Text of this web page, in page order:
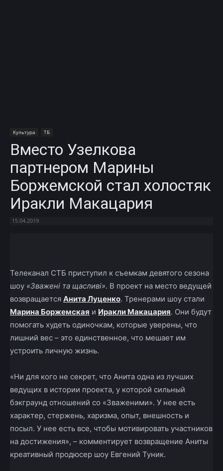
Культура ТБ
Вместо Узелкова
партнером Марины
Боржемской стал холостяк
Иракли Макацария
15.04.2019
Телеканал СТБ приступил к съемкам девятого сезона
шоу «Зважені та щасливі». В проект на место ведущей
возвращается Анита Луценко. Тренерами шоу стали
Марина Боржемская и Иракли Макацария. Они будут
помогать худеть одиночкам, которые уверены, что
лишний вес – это единственное, что мешает им
устроить личную жизнь.
«Ни для кого не секрет, что Анита одна из лучших
ведущих в истории проекта, у которой сильный
бэкграунд отношений со «Зваженими». У нее есть
характер, стержень, харизма, опыт, внешность и
посыл. У нее есть все, чтобы мотивировать участников
на достижения», – комментирует возвращение Аниты
креативный продюсер шоу Евгений Туник.